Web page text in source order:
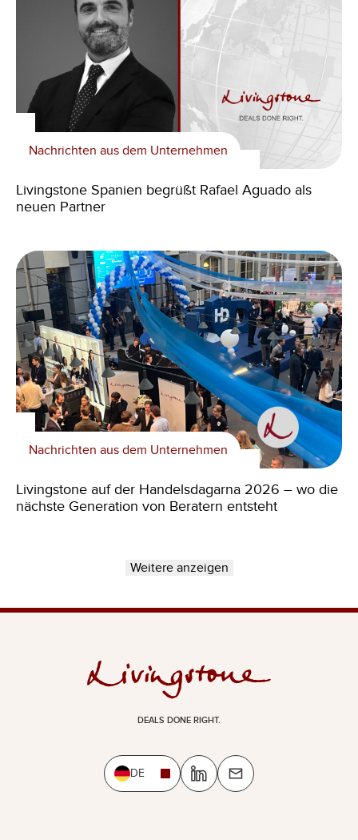
Nachrichten aus dem Unternehmen
Livingstone Spanien begrüßt Rafael Aguado als
neuen Partner
Nachrichten aus dem Unternehmen
Livingstone auf der Handelsdagarna 2026 – wo die
nächste Generation von Beratern entsteht
Weitere anzeigen
DEALS DONE RIGHT.
DE